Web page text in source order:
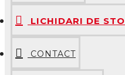
LICHIDARI DE
CONTACT